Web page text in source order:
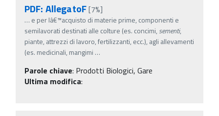
PDF: AllegatoF[7%]
… e per lâ€™acquisto di materie prime, componenti e
semilavorati destinati alle colture (es. concimi, sementi,
piante, attrezzi di lavoro, fertilizzanti, ecc.), agli allevamenti
(es. medicinali, mangimi …
Parole chiave: Prodotti Biologici, Gare
Ultima modifica: